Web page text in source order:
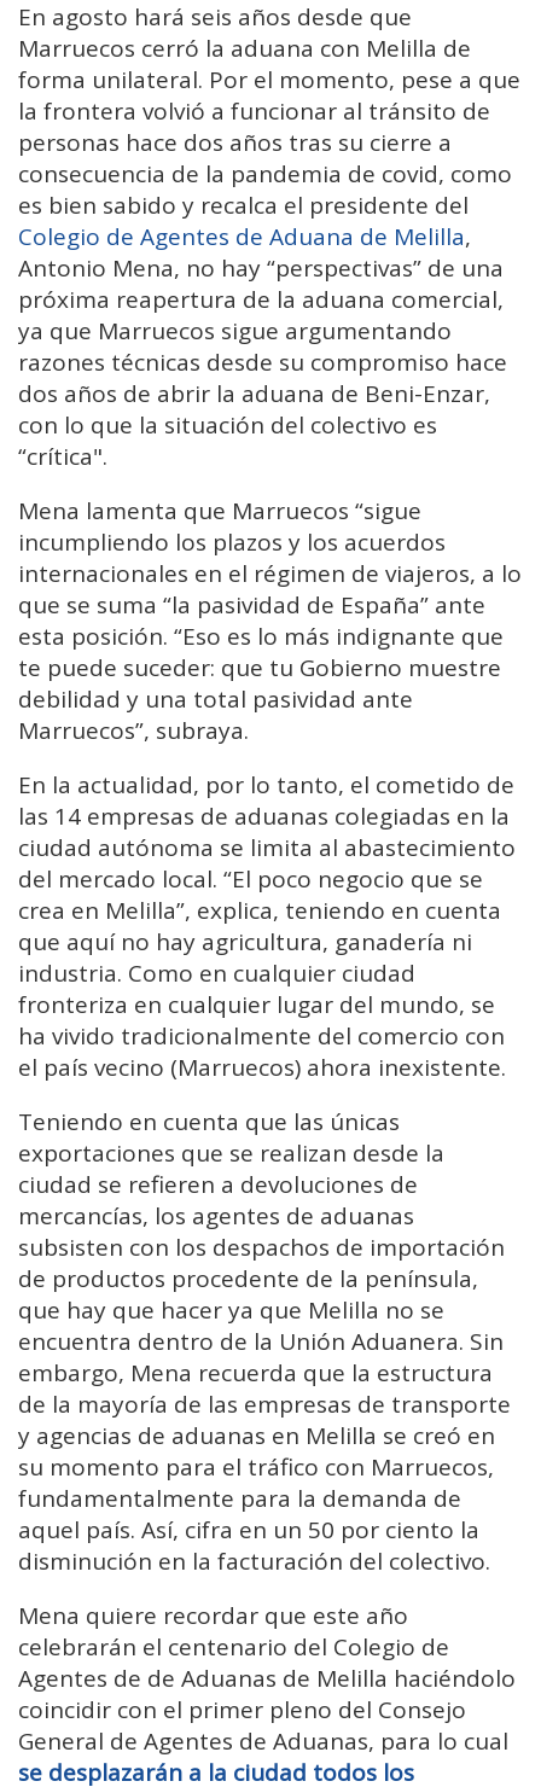
En agosto hará seis años desde que
Marruecos cerró la aduana con Melilla de
forma unilateral. Por el momento, pese a que
la frontera volvió a funcionar al tránsito de
personas hace dos años tras su cierre a
consecuencia de la pandemia de covid, como
es bien sabido y recalca el presidente del
Colegio de Agentes de Aduana de Melilla,
Antonio Mena, no hay “perspectivas” de una
próxima reapertura de la aduana comercial,
ya que Marruecos sigue argumentando
razones técnicas desde su compromiso hace
dos años de abrir la aduana de Beni-Enzar,
con lo que la situación del colectivo es
“crítica".
Mena lamenta que Marruecos “sigue
incumpliendo los plazos y los acuerdos
internacionales en el régimen de viajeros, a lo
que se suma “la pasividad de España” ante
esta posición. “Eso es lo más indignante que
te puede suceder: que tu Gobierno muestre
debilidad y una total pasividad ante
Marruecos”, subraya.
En la actualidad, por lo tanto, el cometido de
las 14 empresas de aduanas colegiadas en la
ciudad autónoma se limita al abastecimiento
del mercado local. “El poco negocio que se
crea en Melilla”, explica, teniendo en cuenta
que aquí no hay agricultura, ganadería ni
industria. Como en cualquier ciudad
fronteriza en cualquier lugar del mundo, se
ha vivido tradicionalmente del comercio con
el país vecino (Marruecos) ahora inexistente.
Teniendo en cuenta que las únicas
exportaciones que se realizan desde la
ciudad se refieren a devoluciones de
mercancías, los agentes de aduanas
subsisten con los despachos de importación
de productos procedente de la península,
que hay que hacer ya que Melilla no se
encuentra dentro de la Unión Aduanera. Sin
embargo, Mena recuerda que la estructura
de la mayoría de las empresas de transporte
y agencias de aduanas en Melilla se creó en
su momento para el tráfico con Marruecos,
fundamentalmente para la demanda de
aquel país. Así, cifra en un 50 por ciento la
disminución en la facturación del colectivo.
Mena quiere recordar que este año
celebrarán el centenario del Colegio de
Agentes de de Aduanas de Melilla haciéndolo
coincidir con el primer pleno del Consejo
General de Agentes de Aduanas, para lo cual
se desplazarán a la ciudad todos los